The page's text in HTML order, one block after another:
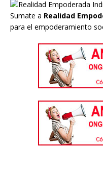
Sumate a Realidad
para el empoderamiento